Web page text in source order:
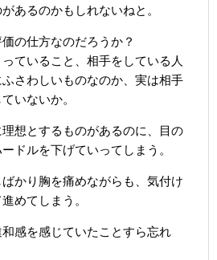
あるのかもしれないねと。
の仕方なのだろうか？
ていること、相手をしている人
さわしいものなのか、実は相手
いないか。
想とするものがあるのに、目の
ドルを下げていってしまう。
かり胸を痛めながらも、気付け
めてしまう。
感を感じていたことすら忘れ